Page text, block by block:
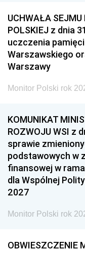
UCHWAŁA
POLSKIEJ z dnia
uczczenia
Warszawskiego
Warszawy
Monitor Polski rok
KOMUNIKAT
ROZWOJU WSI z
sprawie
podstawowych w
finansowej w
dla Wspólnej
2027
Monitor Polski rok
OBWIESZCZENIE